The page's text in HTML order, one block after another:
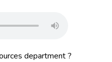
department?